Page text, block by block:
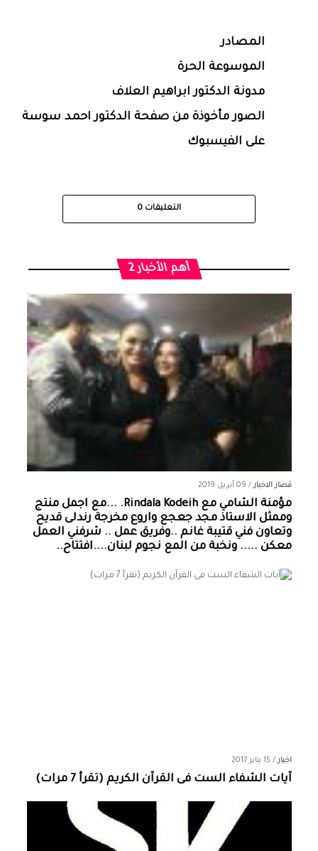
المصادر
الموسوعة الحرة
مدونة الدكتور ابراهيم العلاف
الصور مأخوذة من صفحة الدكتور احمد سوسة
على الفيسبوك
التعليقات 0
أهم الأخبار 2
قصار الاخبار/ 09 أبريل 2019
مؤمنة الشامي‏ مع ‏‎Rindala Kodeih‎‏. ...مع اجمل منتج
وممثل الاستاذ مجد جعجع واروع مخرجة رندلى قديح
وتعاون فني قتيبة غانم ..وفريق عمل .. شرفني العمل
معكن ..... ونخبة من المع نجوم لبنان....افتتاح..
اخبار/ 15 يناير 2017
آيات الشفاء الست فى القرآن الكريم (تقرأ 7 مرات)